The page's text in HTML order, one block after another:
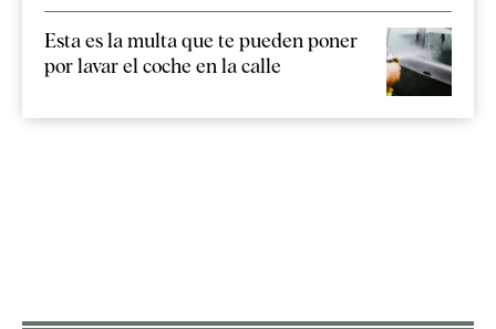
Esta es la multa que te pueden poner
por lavar el coche en la calle